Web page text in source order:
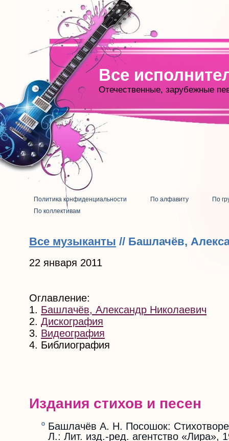
Все
Отечественные, зарубежные
Политика конфиденциальности По алфавиту
По
По коллективам
Все музыканты // Башлачёв,
22 января 2011
Оглавление:
1. Башлачёв, Александр Николаевич
2. Дискография
3. Видеография
4. Библиография
Издания стихов и песен
Башлачёв А. Н. Посошок:
Л.: Лит. изд.-ред. агентство «Лира»,